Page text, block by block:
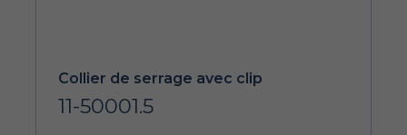
Collier de serrage avec clip
11-50001.5